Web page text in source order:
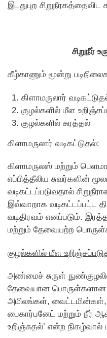
இடதுபுற
சிறுநீர்
கீழ்காணும் மூன்று
கிளாமருலார்
குழல்களில் மீள
குழல்களில் சுரத்தல்
கிளாமருலார் வடிகட்டுதல்:
கிளாமருலஸ் மற்றும்
எப்பித்தீலிய சுவர்களின்
வடிகட்டப்படுவதால்
இவ்வாறாக வடிகட்டப்பட்ட
வடிதிரவம் எனப்படும்.
மற்றும் தேவையற்ற
குழல்களில் மீள
அண்மைச் சுருள்
தேவையான
அமிலங்கள், வைட்டமின்கள்,
பைகார்பனேட் மற்றும் நீர்
உறிஞ்சுதல்’ என்ற